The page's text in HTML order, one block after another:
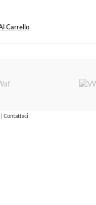
Carrello
Contattaci